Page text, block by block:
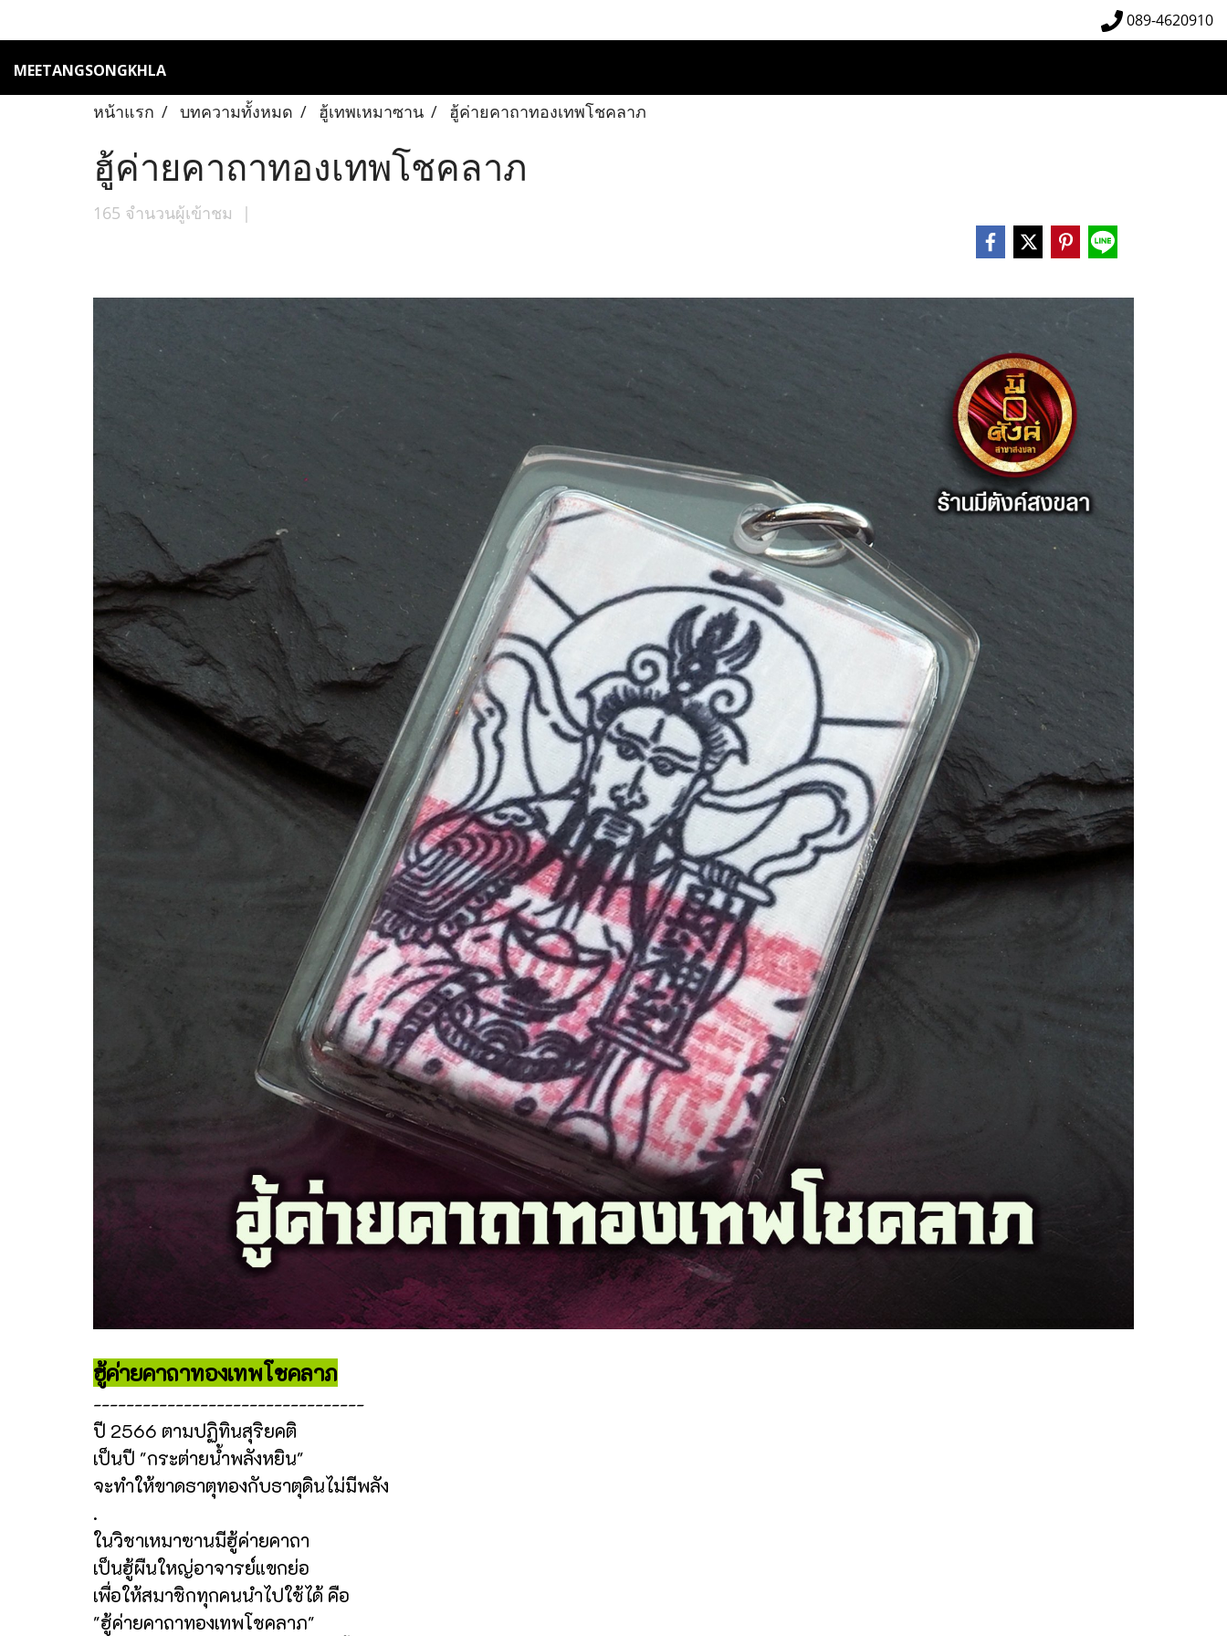
089-4620910
MEETANGSONGKHLA
หน้าแรก บทความทั้งหมด ฮู้เทพเหมาซาน ฮู้ค่ายคาถาทองเทพโชคลาภ
ฮู้ค่ายคาถาทองเทพโชคลาภ
165 จำนวนผู้เข้าชม |
ฮู้ค่ายคาถาทองเทพโชคลาภ
---------------------------------
ปี 2566 ตามปฏิทินสุริยคติ
เป็นปี "กระต่ายน้ำพลังหยิน"
จะทำให้ขาดธาตุทองกับธาตุดินไม่มีพลัง
.
ในวิชาเหมาซานมีฮู้ค่ายคาถา
เป็นฮู้ผืนใหญ่อาจารย์แขกย่อ
เพื่อให้สมาชิกทุกคนนำไปใช้ได้ คือ
"ฮู้ค่ายคาถาทองเทพโชคลาภ"